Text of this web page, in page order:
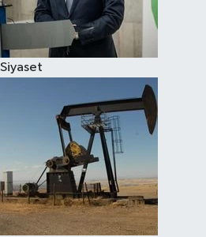
Siyaset
Spor
Çocuk
Eğitim
Hava Durumu
Kadın